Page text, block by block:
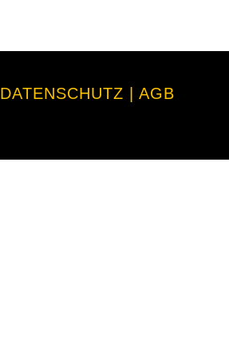
| AGB